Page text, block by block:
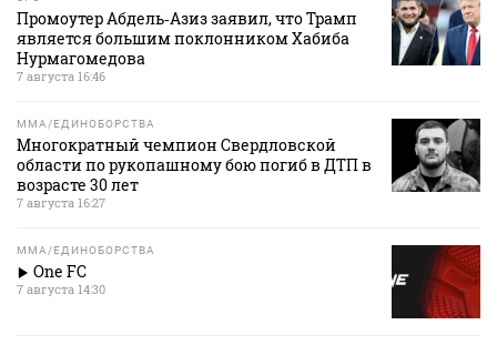
Промоутер Абдель‑Азиз заявил, что Трамп
является большим поклонником Хабиба
Нурмагомедова
7 августа 16:46
MMA/ЕДИНОБОРСТВА
Многократный чемпион Свердловской
области по рукопашному бою погиб в ДТП в
возрасте 30 лет
7 августа 16:27
MMA/ЕДИНОБОРСТВА
One FC
7 августа 14:30